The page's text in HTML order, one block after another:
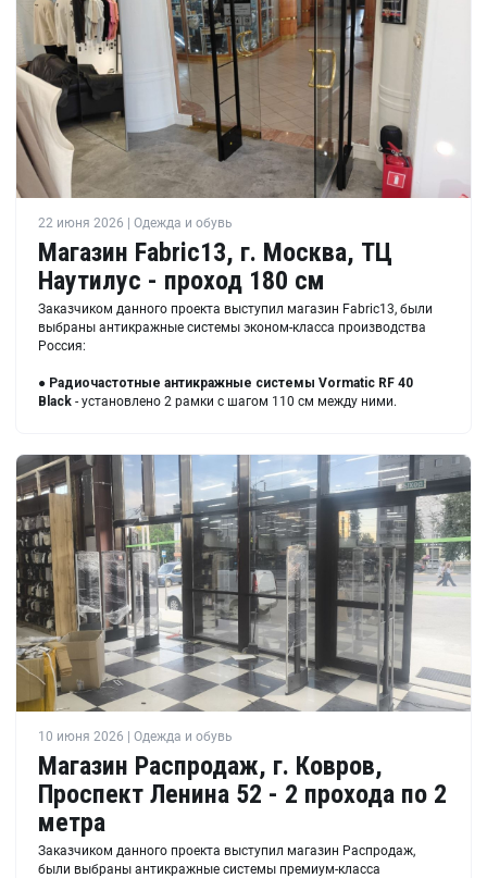
22 июня 2026 | Одежда и обувь
Магазин Fabric13, г. Москва, ТЦ
Наутилус - проход 180 см
Заказчиком данного проекта выступил магазин Fabric13, были
выбраны антикражные системы эконом-класса производства
Россия:
● Радиочастотные антикражные системы Vormatic RF 40
Black - установлено 2 рамки с шагом 110 см между ними.
10 июня 2026 | Одежда и обувь
Магазин Распродаж, г. Ковров,
Проспект Ленина 52 - 2 прохода по 2
метра
Заказчиком данного проекта выступил магазин Распродаж,
были выбраны антикражные системы премиум-класса